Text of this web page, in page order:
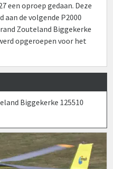
een oproep gedaan. Deze
de volgende P2000
Zouteland Biggekerke
opgeroepen voor het
Biggekerke 125510